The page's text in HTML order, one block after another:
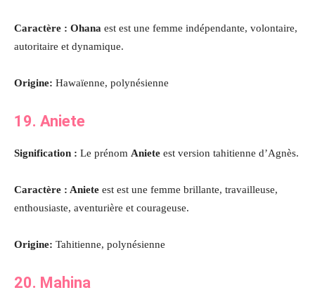
Caractère : Ohana est est une femme indépendante, volontaire,
autoritaire et dynamique.
Origine: Hawaïenne, polynésienne
19. Aniete
Signification : Le prénom Aniete est version tahitienne d’Agnès.
Caractère : Aniete est est une femme brillante, travailleuse,
enthousiaste, aventurière et courageuse.
Origine: Tahitienne, polynésienne
20. Mahina